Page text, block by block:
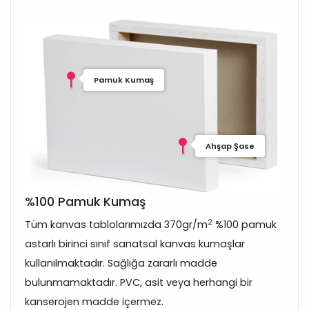
Pamuk Kumaş
Ahşap Şase
%100 Pamuk Kumaş
Tüm kanvas tablolarımızda 370gr/m2 %100 pamuk
astarlı birinci sınıf sanatsal kanvas kumaşlar
kullanılmaktadır. Sağlığa zararlı madde
bulunmamaktadır. PVC, asit veya herhangi bir
kanserojen madde içermez.